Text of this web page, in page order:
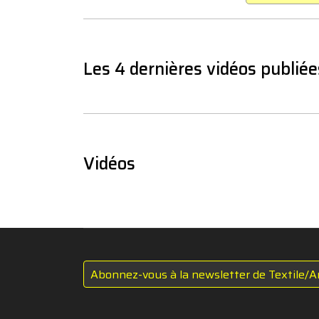
Les 4 dernières vidéos
Vidéos
Abonnez-vous à la newsletter de Textile/